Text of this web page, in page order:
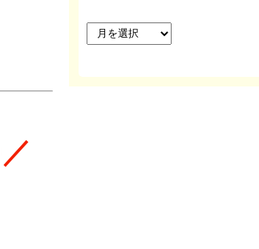
ー
カ
ブ